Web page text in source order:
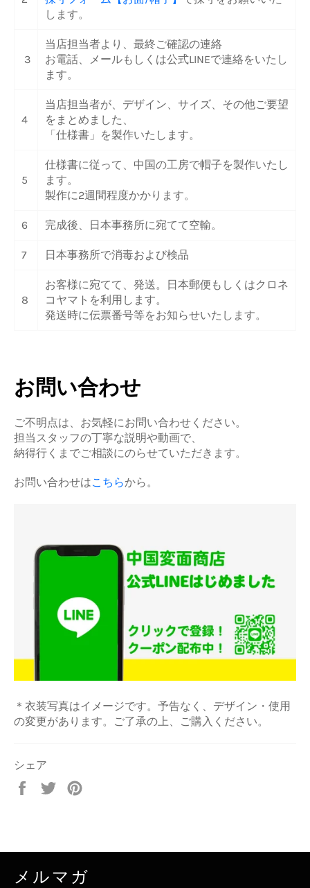
します。
3
当店担当者より、最終ご確認の連絡
お電話、メールもしくは公式LINEで連絡をいたし
ます。
4
当店担当者が、デザイン、サイズ、その他ご要望
をまとめました、
「仕様書」を製作いたします。
5
仕様書に従って、中国の工房で帽子を製作いたし
ます。
製作に2週間程度かかります。
6 完成後、日本事務所に宛てて空輸。
7 日本事務所で消毒および検品
8
お客様に宛てて、発送。日本郵便もしくはクロネ
コヤマトを利用します。
発送時に伝票番号等をお知らせいたします。
お問い合わせ
ご不明点は、お気軽にお問い合わせください。
担当スタッフの丁寧な説明や動画で、
納得行くまでご相談にのらせていただきます。
お問い合わせはこちらから。
＊衣装写真はイメージです。予告なく、デザイン・使用
の変更があります。ご了承の上、ご購入ください。
シェア
Facebook
る
Twitter
す
メルマガ